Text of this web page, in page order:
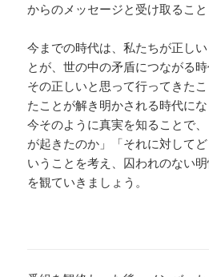
からのメッセージと受け取ること
今までの時代は、私たちが正し
とが、世の中の矛盾につながる時
その正しいと思って行ってきた
たことが解き明かされる時代に
今そのように真実を知ることで
が起きたのか」「それに対して
いうことを考え、囚われのない
を観ていきましょう。